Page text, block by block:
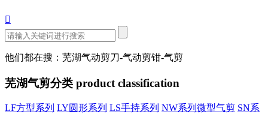

他们都在搜：芜湖气动剪刀-气动剪钳-气剪
芜湖气剪分类 product classification
LF方型系列 LY圆形系列 LS手持系列 NW系列微型气剪 SN系